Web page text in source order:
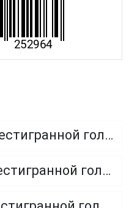
Болт с шестигранной головкой, полная резьба, класс прочности 8.8
Болт с шестигранной головкой, полная резьба, класс прочности 4.8 и 5.8